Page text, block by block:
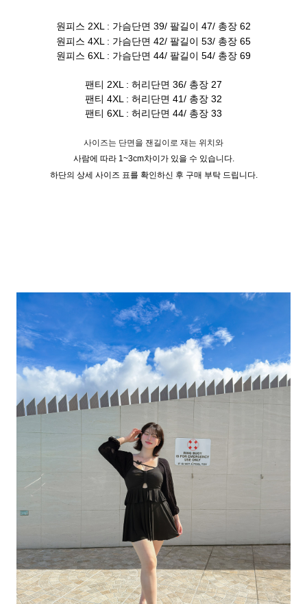
원피스 2XL : 가슴단면 39/ 팔길이 47/ 총장 62
원피스 4XL : 가슴단면 42/ 팔길이 53/ 총장 65
원피스 6XL : 가슴단면 44/ 팔길이 54/ 총장 69
팬티 2XL : 허리단면 36/ 총장 27
팬티 4XL : 허리단면 41/ 총장 32
팬티 6XL : 허리단면 44/ 총장 33
사이즈는 단면을 잰길이로 재는 위치와
사람에 따라 1~3cm차이가 있을 수 있습니다.
하단의 상세 사이즈 표를 확인하신 후 구매 부탁 드립니다.